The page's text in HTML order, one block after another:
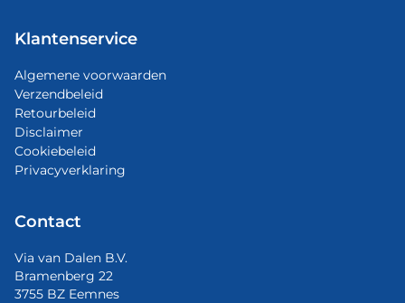
Klantenservice
Algemene voorwaarden
Verzendbeleid
Retourbeleid
Disclaimer
Cookiebeleid
Privacyverklaring
Contact
Via van Dalen B.V.
Bramenberg 22
3755 BZ Eemnes